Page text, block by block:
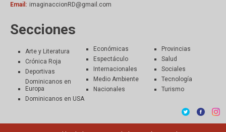
Email: imaginaccionRD@gmail.com
Secciones
Arte y Literatura
Crónica Roja
Deportivas
Dominicanos en
Europa
Dominicanos en USA
Económicas
Espectáculo
Internacionales
Medio Ambiente
Nacionales
Provincias
Salud
Sociales
Tecnología
Turismo